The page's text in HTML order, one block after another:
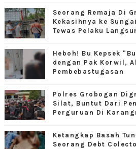
Seorang Remaja Di
Kekasihnya ke
Tewas Pelaku
Heboh! Bu Kepsek
dengan Pak Korwil,
Pembebastugasan
Polres Grobogan
Silat, Buntut Dari
Perguruan Di
Ketangkap Basah
Seorang Debt